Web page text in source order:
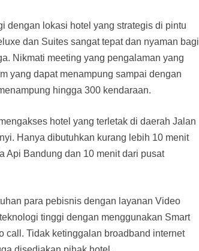
dengan lokasi hotel yang strategis di pintu
dan Suites sangat tepat dan nyaman bagi
Nikmati meeting yang pengalaman yang
yang dapat menampung sampai dengan
hingga 300 kendaraan.
hotel yang terletak di daerah Jalan
Hanya dibutuhkan kurang lebih 10 menit
Api Bandung dan 10 menit dari pusat
para pebisnis dengan layanan Video
tinggi dengan menggunakan Smart
call. Tidak ketinggalan broadband internet